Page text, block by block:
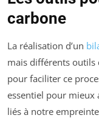
carbone
La réalisation d’un
mais différents outils
pour faciliter ce
essentiel pour mieux
liés à notre